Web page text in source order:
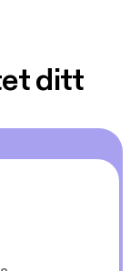
ditt